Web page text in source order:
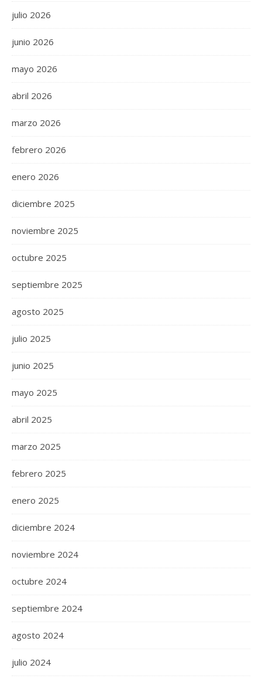
julio 2026
junio 2026
mayo 2026
abril 2026
marzo 2026
febrero 2026
enero 2026
diciembre 2025
noviembre 2025
octubre 2025
septiembre 2025
agosto 2025
julio 2025
junio 2025
mayo 2025
abril 2025
marzo 2025
febrero 2025
enero 2025
diciembre 2024
noviembre 2024
octubre 2024
septiembre 2024
agosto 2024
julio 2024